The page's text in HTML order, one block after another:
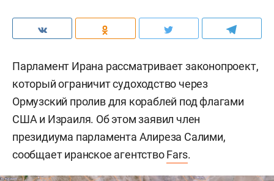
Парламент Ирана рассматривает законопроект,
который ограничит судоходство через
Ормузский пролив для кораблей под флагами
США и Израиля. Об этом заявил член
президиума парламента Алиреза Салими,
сообщает иранское агентствоFars.